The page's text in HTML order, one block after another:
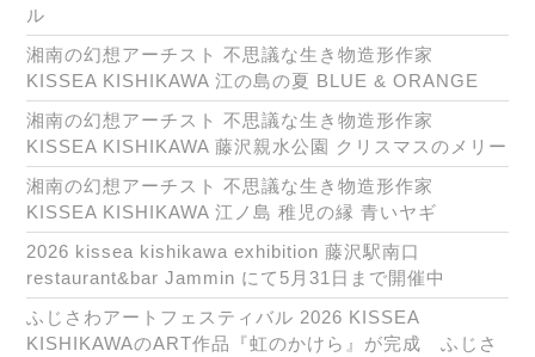
ル
湘南の幻想アーチスト 不思議な生き物造形作家
KISSEA KISHIKAWA 江の島の夏 BLUE & ORANGE
湘南の幻想アーチスト 不思議な生き物造形作家
KISSEA KISHIKAWA 藤沢親水公園 クリスマスのメリー
湘南の幻想アーチスト 不思議な生き物造形作家
KISSEA KISHIKAWA 江ノ島 稚児の縁 青いヤギ
2026 kissea kishikawa exhibition 藤沢駅南口
restaurant&bar Jammin にて5月31日まで開催中
ふじさわアートフェスティバル 2026 KISSEA
KISHIKAWAのART作品『虹のかけら』が完成 ふじさ